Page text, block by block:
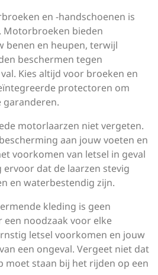
en -handschoenen is
Motorbroeken bieden
benen en heupen, terwijl
beschermen tegen
Kies altijd voor broeken en
protectoren om
garanderen.
motorlaarzen niet vergeten.
aan jouw voeten en
voorkomen van letsel in geval
ervoor dat de laarzen stevig
en waterbestendig zijn.
kleding is geen
een noodzaak voor elke
letsel voorkomen en jouw
een ongeval. Vergeet niet dat
moet staan bij het rijden op een